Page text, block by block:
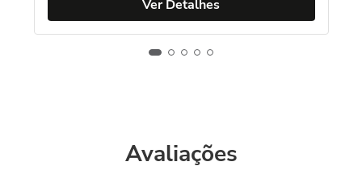
Ver Detalhes
Avaliações